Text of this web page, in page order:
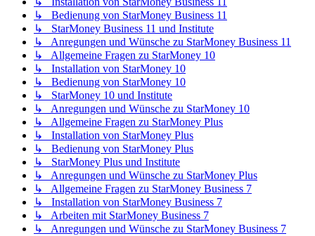
↳ Bedienung von StarMoney Business 11
↳ StarMoney Business 11 und Institute
↳ Anregungen und Wünsche zu StarMoney Business 11
↳ Allgemeine Fragen zu StarMoney 10
↳ Installation von StarMoney 10
↳ Bedienung von StarMoney 10
↳ StarMoney 10 und Institute
↳ Anregungen und Wünsche zu StarMoney 10
↳ Allgemeine Fragen zu StarMoney Plus
↳ Installation von StarMoney Plus
↳ Bedienung von StarMoney Plus
↳ StarMoney Plus und Institute
↳ Anregungen und Wünsche zu StarMoney Plus
↳ Allgemeine Fragen zu StarMoney Business 7
↳ Installation von StarMoney Business 7
↳ Arbeiten mit StarMoney Business 7
↳ Anregungen und Wünsche zu StarMoney Business 7